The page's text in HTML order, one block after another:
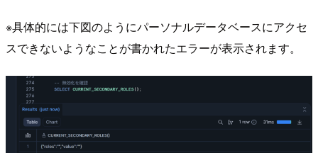
※具体的には下図のようにパーソナルデータベースにアクセ
スできないようなことが書かれたエラーが表示されます。